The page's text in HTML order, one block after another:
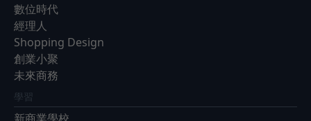
數位時代
經理人
Shopping Design
創業小聚
未來商務
學習
新商業學校